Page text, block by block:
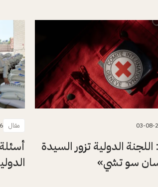
03-08-
اللجنة الدولية تزور السيدة
سو تشي»
مقال